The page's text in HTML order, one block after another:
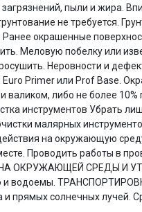
загрязнений, пыли и жира.
не требуется.
окрашенные
Меловую побелку или
Неровности и
Euro Primer или Prof Base.
валиком, либо не более
инструментов Убрать
малярных
на окружающую
Проводить работы в
ОКРУЖАЮЩЕЙ СРЕДЫ И
водоемы.
и прямых солнечных лучей.